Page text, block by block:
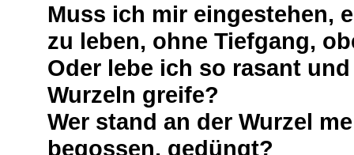
Muss ich mir eingestehen,
zu leben, ohne Tiefgang,
Oder lebe ich so rasant
Wurzeln greife?
Wer stand an der Wurzel
begossen, gedüngt?